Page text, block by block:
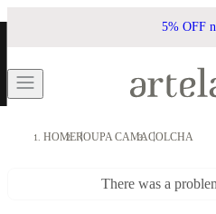
5% OFF
HOMEROUPA CAMACOLCHA
There was a